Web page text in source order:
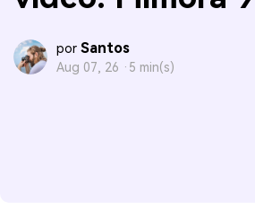
por Santos
Aug 07, 26 · 5 min(s)